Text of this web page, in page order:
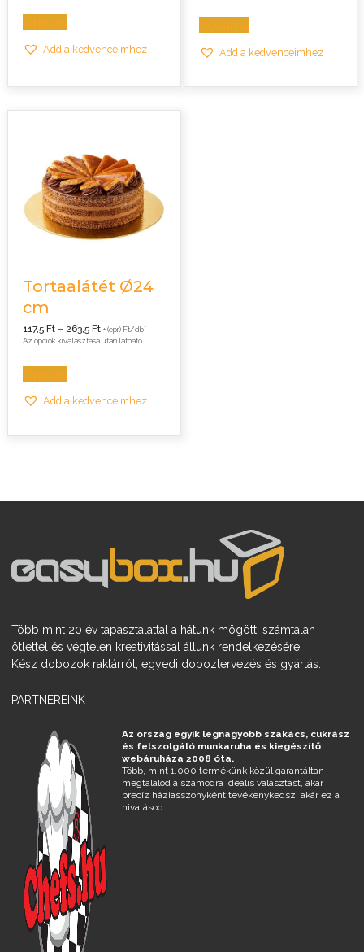
Opciók
Add a kedvenceimhez
Kosárba
Add a kedvenceimhez
Tortaalátét Ø24
cm
117,5Ft – 263,5FtÁrtartomány:
117,5 Ft
+ (epr) Ft/db*
Az opciók kiválasztása után látható.
Opciók
Add a kedvenceimhez
Több mint 20 év tapasztalattal a hátunk mögött, számtalan
ötlettel és végtelen kreativitással állunk rendelkezésére.
Kész dobozok raktárról, egyedi doboztervezés és gyártás.
PARTNEREINK
Az ország egyik legnagyobb szakács, cukrász
és felszolgáló munkaruha és kiegészítő
webáruháza 2008 óta.
Több, mint 1.000 termékünk közül garantáltan
megtalálod a számodra ideális választást, akár
precíz háziasszonyként tevékenykedsz, akár ez a
hivatásod.